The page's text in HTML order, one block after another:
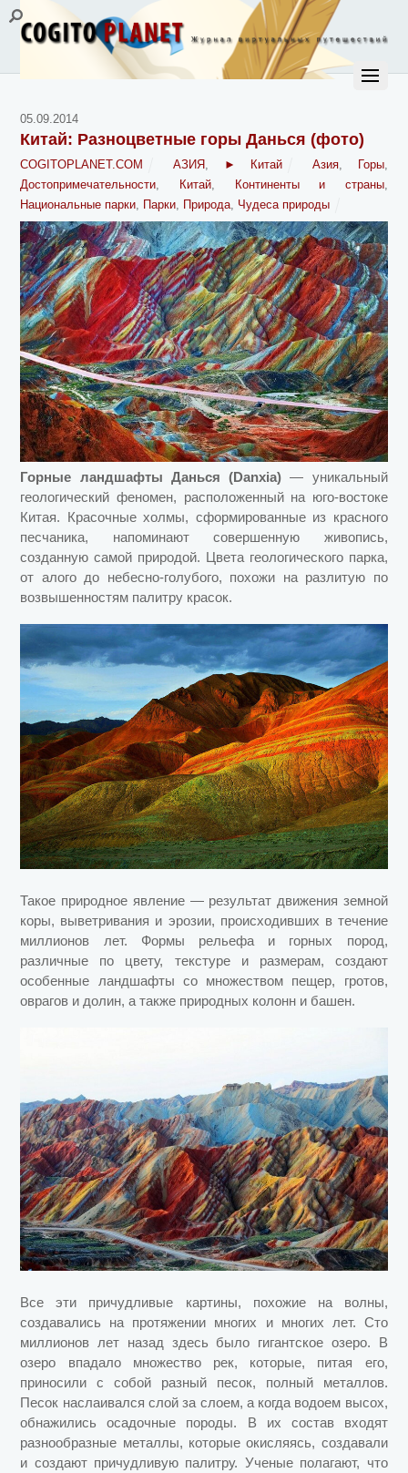
05.09.2014
Китай: Разноцветные горы Данься (фото)
COGITOPLANET.COM АЗИЯ, ► Китай Азия, Горы,
Достопримечательности, Китай, Континенты и страны,
Национальные парки, Парки, Природа, Чудеса природы
Горные ландшафты Данься (Danxia) — уникальный
геологический феномен, расположенный на юго-востоке
Китая. Красочные холмы, сформированные из красного
песчаника, напоминают совершенную живопись,
созданную самой природой. Цвета геологического парка,
от алого до небесно-голубого, похожи на разлитую по
возвышенностям палитру красок.
Такое природное явление — результат движения земной
коры, выветривания и эрозии, происходивших в течение
миллионов лет. Формы рельефа и горных пород,
различные по цвету, текстуре и размерам, создают
особенные ландшафты со множеством пещер, гротов,
оврагов и долин, а также природных колонн и башен.
Все эти причудливые картины, похожие на волны,
создавались на протяжении многих и многих лет. Сто
миллионов лет назад здесь было гигантское озеро. В
озеро впадало множество рек, которые, питая его,
приносили с собой разный песок, полный металлов.
Песок наслаивался слой за слоем, а когда водоем высох,
обнажились осадочные породы. В их состав входят
разнообразные металлы, которые окисляясь, создавали
и создают причудливую палитру. Ученые полагают, что